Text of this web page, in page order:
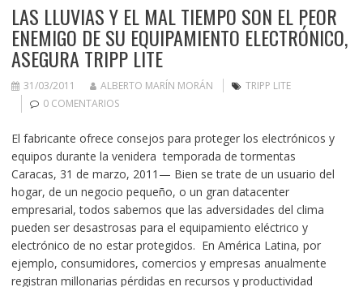
LAS LLUVIAS Y EL MAL TIEMPO SON EL PEOR
ENEMIGO DE SU EQUIPAMIENTO ELECTRÓNICO,
ASEGURA TRIPP LITE
31/03/2011 ALBERTO MARÍN MORÁN
TRIPP LITE
0 COMENTARIOS
El fabricante ofrece consejos para proteger los electrónicos y
equipos durante la venidera temporada de tormentas
Caracas, 31 de marzo, 2011— Bien se trate de un usuario del
hogar, de un negocio pequeño, o un gran datacenter
empresarial, todos sabemos que las adversidades del clima
pueden ser desastrosas para el equipamiento eléctrico y
electrónico de no estar protegidos. En América Latina, por
ejemplo, consumidores, comercios y empresas anualmente
registran millonarias pérdidas en recursos y productividad